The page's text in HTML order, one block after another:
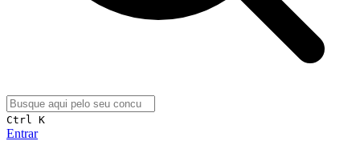
Ctrl K
Entrar